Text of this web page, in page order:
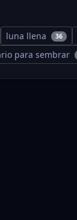
luna llena 36
para sembrar